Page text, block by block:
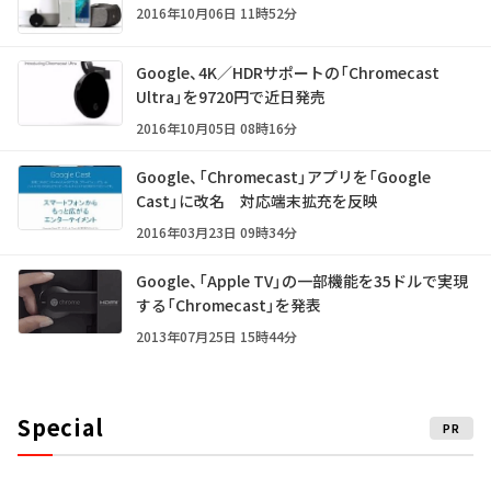
2016年10月06日 11時52分
Google、4K／HDRサポートの「Chromecast
Ultra」を9720円で近日発売
2016年10月05日 08時16分
Google、「Chromecast」アプリを「Google
Cast」に改名 対応端末拡充を反映
2016年03月23日 09時34分
Google、「Apple TV」の一部機能を35ドルで実現
する「Chromecast」を発表
2013年07月25日 15時44分
Special PR